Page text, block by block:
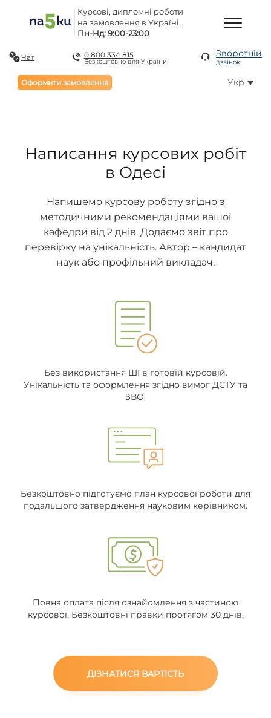
Курсові, дипломні роботи
на замовлення в Україні.
Пн-Нд: 9:00-23:00
Чат 0 800 334 815
Безкоштовно для України
Зворотній
дзвінок
Оформити замовлення Укр
Написання курсових робіт
в Одесі
Напишемо курсову роботу згідно з
методичними рекомендаціями вашої
кафедри від 2 днів. Додаємо звіт про
перевірку на унікальність. Автор – кандидат
наук або профільний викладач.
Без використання ШІ в готовій курсовій.
Унікальність та оформлення згідно вимог ДСТУ та
ЗВО.
Безкоштовно підготуємо план курсової роботи для
подальшого затвердження науковим керівником.
Повна оплата після ознайомлення з частиною
курсової. Безкоштовні правки протягом 30 днів.
ДІЗНАТИСЯ ВАРТІСТЬ